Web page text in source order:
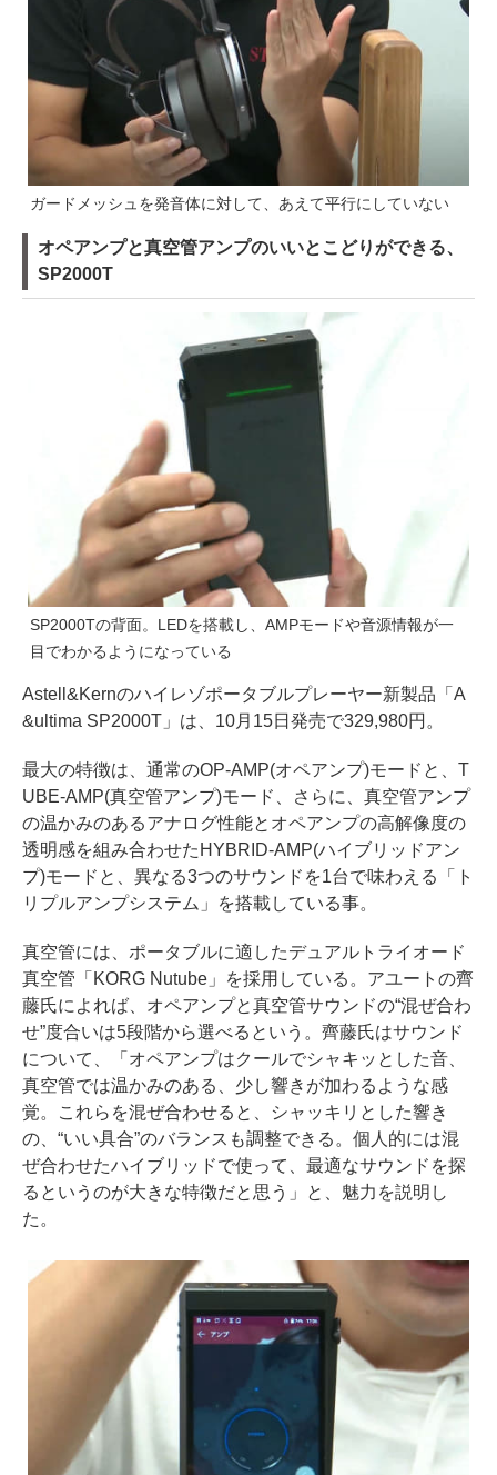
ガードメッシュを発音体に対して、あえて平行にしていない
オペアンプと真空管アンプのいいとこどりができる、
SP2000T
SP2000Tの背面。LEDを搭載し、AMPモードや音源情報が一
目でわかるようになっている
Astell&Kernのハイレゾポータブルプレーヤー新製品「A
&ultima SP2000T」は、10月15日発売で329,980円。
最大の特徴は、通常のOP-AMP(オペアンプ)モードと、T
UBE-AMP(真空管アンプ)モード、さらに、真空管アンプ
の温かみのあるアナログ性能とオペアンプの高解像度の
透明感を組み合わせたHYBRID-AMP(ハイブリッドアン
プ)モードと、異なる3つのサウンドを1台で味わえる「ト
リプルアンプシステム」を搭載している事。
真空管には、ポータブルに適したデュアルトライオード
真空管「KORG Nutube」を採用している。アユートの齊
藤氏によれば、オペアンプと真空管サウンドの“混ぜ合わ
せ”度合いは5段階から選べるという。齊藤氏はサウンド
について、「オペアンプはクールでシャキッとした音、
真空管では温かみのある、少し響きが加わるような感
覚。これらを混ぜ合わせると、シャッキリとした響き
の、“いい具合”のバランスも調整できる。個人的には混
ぜ合わせたハイブリッドで使って、最適なサウンドを探
るというのが大きな特徴だと思う」と、魅力を説明し
た。